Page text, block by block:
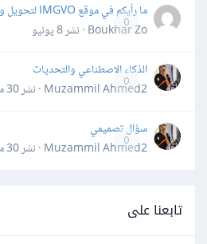
0
ما رأيكم في موقع IMGVO لتحويل وضغط الصور؟
Boukhar Zo · نشر
8 يونيو
0
الذكاء الاصطناعي والتحديات
Muzammil Ahmed2 · نشر
30 مايو
0
سؤال تصميمي
Muzammil Ahmed2 · نشر
30 مايو
تابعنا على